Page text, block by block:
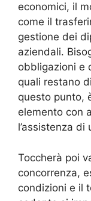
economici, il
come il
gestione dei
aziendali.
obbligazioni e
quali restano
questo punto,
elemento con
l’assistenza di
Toccherà poi
concorrenza,
condizioni e il